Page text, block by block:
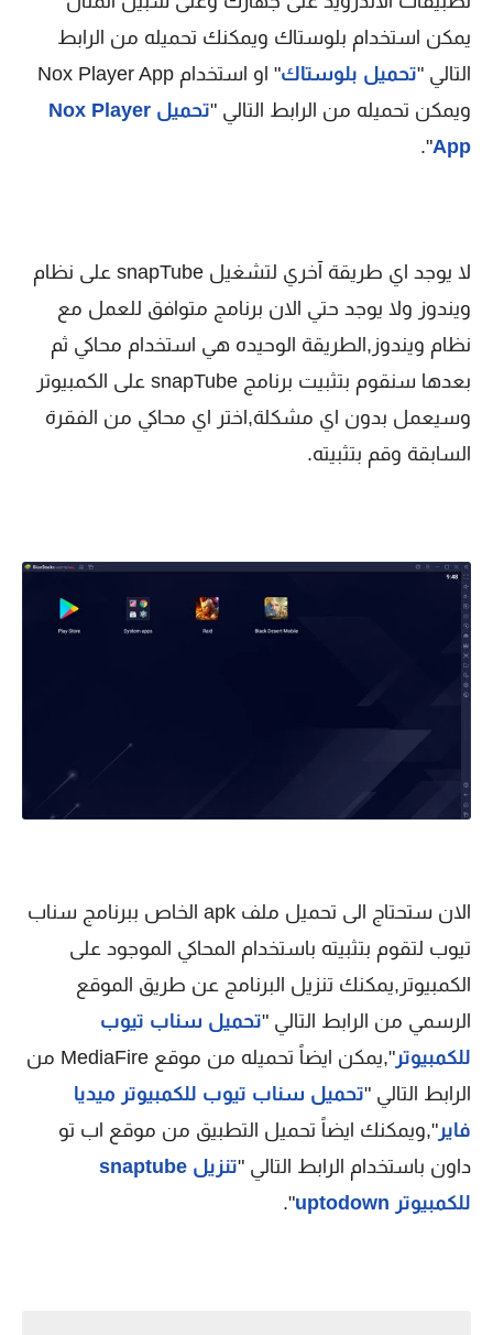
يمكن استخدام بلوستاك ويمكنك تحميله من الرابط
التالي "تحميل بلوستاك
" او استخدام Nox Player App
ويمكن تحميله من الرابط التالي "
تحميل Nox Player
App
".
لا يوجد اي طريقة آخري لتشغيل snapTube على نظام
ويندوز ولا يوجد حتي الان برنامج متوافق للعمل مع
نظام ويندوز,الطريقة الوحيده هي استخدام محاكي ثم
بعدها سنقوم بتثبيت برنامج snapTube على الكمبيوتر
وسيعمل بدون اي مشكلة,اختر اي محاكي من الفقرة
السابقة وقم بتثبيته.
الان ستحتاج الى تحميل ملف apk الخاص ببرنامج سناب
تيوب لتقوم بتثبيته باستخدام المحاكي الموجود على
الكمبيوتر,يمكنك تنزيل البرنامج عن طريق الموقع
الرسمي من الرابط التالي "تحميل سناب تيوب
للكمبيوتر
",يمكن ايضاً تحميله من موقع MediaFire من
الرابط التالي "تحميل سناب تيوب للكمبيوتر ميديا
فاير ",ويمكنك ايضاً تحميل التطبيق من موقع اب تو
داون باستخدام الرابط التالي "
تنزيل snaptube
للكمبيوتر uptodown
".